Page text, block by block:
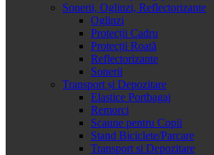
Sonerii, Oglinzi, Reflectorizante
Oglinzi
Protecții Cadru
Protecții Roată
Reflectorizante
Sonerii
Transport și Depozitare
Elastice Portbagaj
Remorci
Scaune pentru Copii
Stand Biciclete/Parcare
Transport si Depozitare